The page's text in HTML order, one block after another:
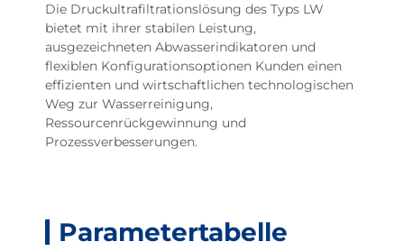
Die Druckultrafiltrationslösung des Typs LW
bietet mit ihrer stabilen Leistung,
ausgezeichneten Abwasserindikatoren und
flexiblen Konfigurationsoptionen Kunden einen
effizienten und wirtschaftlichen technologischen
Weg zur Wasserreinigung,
Ressourcenrückgewinnung und
Prozessverbesserungen.
Parametertabelle